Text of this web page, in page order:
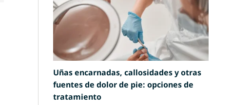
Uñas encarnadas, callosidades y otras
fuentes de dolor de pie: opciones de
tratamiento